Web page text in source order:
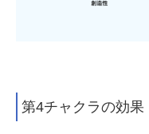
第4チャクラの効果